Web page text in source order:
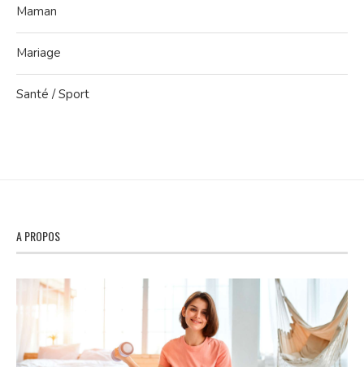
Maman
Mariage
Santé / Sport
A PROPOS